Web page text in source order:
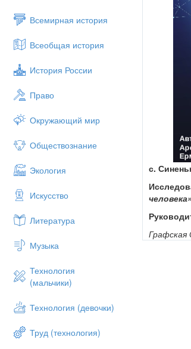
Всемирная история
Всеобщая история
История России
Право
Окружающий мир
Обществознание
Экология
Искусство
Литература
Музыка
Технология
(мальчики)
Технология (девочки)
Труд (технология)
с.
Графская
Автор
Арефьев
Ермаков